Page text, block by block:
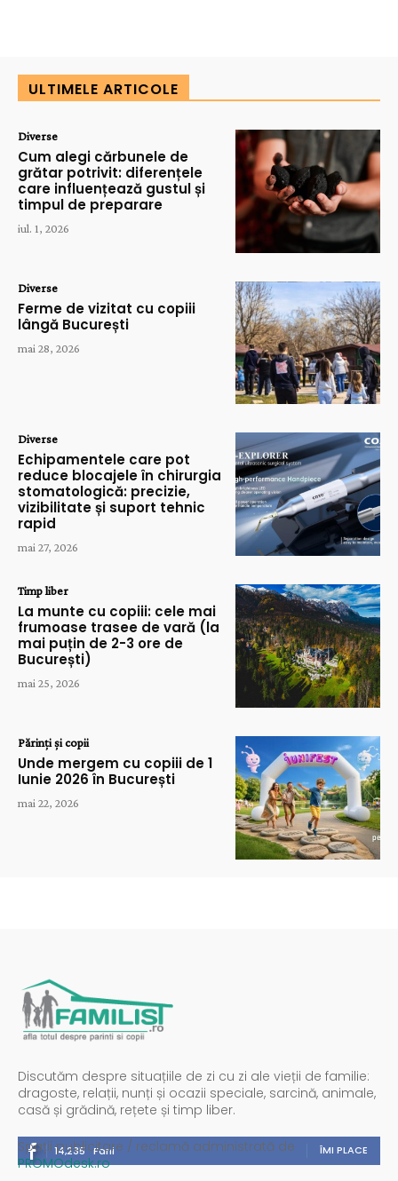
ULTIMELE ARTICOLE
Diverse
Cum alegi cărbunele de
grătar potrivit: diferențele
care influențează gustul și
timpul de preparare
iul. 1, 2026
Diverse
Ferme de vizitat cu copiii
lângă București
mai 28, 2026
Diverse
Echipamentele care pot
reduce blocajele în chirurgia
stomatologică: precizie,
vizibilitate și suport tehnic
rapid
mai 27, 2026
Timp liber
La munte cu copiii: cele mai
frumoase trasee de vară (la
mai puțin de 2-3 ore de
București)
mai 25, 2026
Părinți și copii
Unde mergem cu copiii de 1
Iunie 2026 în București
mai 22, 2026
Discutăm despre situațiile de zi cu zi ale vieții de familie:
dragoste, relații, nunți și ocazii speciale, sarcină, animale,
casă și grădină, rețete și timp liber.
14,235 Fani ÎMI PLACE
Spații publicitare / reclamă administrată de
PROMOdesk.ro